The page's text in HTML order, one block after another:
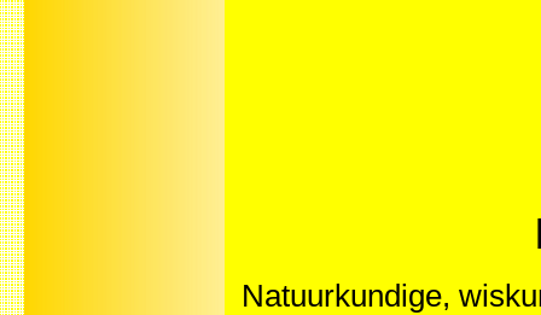
Natuurkundige,